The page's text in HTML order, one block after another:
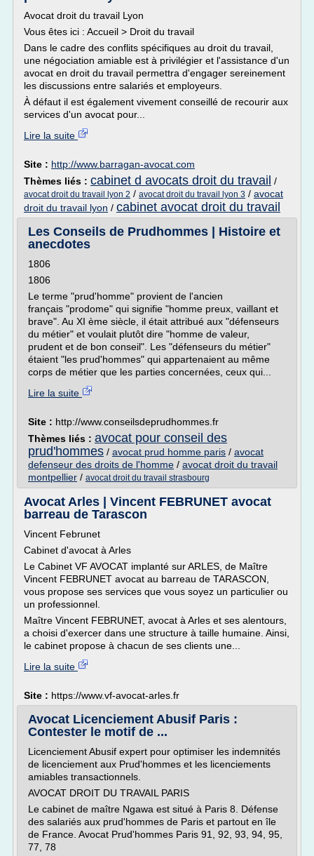
Avocat droit du travail Lyon
Vous êtes ici : Accueil > Droit du travail
Dans le cadre des conflits spécifiques au droit du travail,
une négociation amiable est à privilégier et l'assistance d'un
avocat en droit du travail permettra d'engager sereinement
les discussions entre salariés et employeurs.
À défaut il est également vivement conseillé de recourir aux
services d'un avocat pour...
Lire la suite
Site : http://www.barragan-avocat.com
Thèmes liés : cabinet d avocats droit du travail /
avocat droit du travail lyon 2 / avocat droit du travail lyon 3 / avocat
droit du travail lyon / cabinet avocat droit du travail
Les Conseils de Prudhommes | Histoire et
anecdotes
1806
1806
Le terme "prud'homme" provient de l'ancien
français "prodome" qui signifie "homme preux, vaillant et
brave". Au XI ème siècle, il était attribué aux "défenseurs
du métier" et voulait plutôt dire "homme de valeur,
prudent et de bon conseil". Les "défenseurs du métier"
étaient "les prud'hommes" qui appartenaient au même
corps de métier que les parties concernées, ceux qui...
Lire la suite
Site : http://www.conseilsdeprudhommes.fr
Thèmes liés : avocat pour conseil des
prud'hommes / avocat prud homme paris / avocat
defenseur des droits de l'homme / avocat droit du travail
montpellier / avocat droit du travail strasbourg
Avocat Arles | Vincent FEBRUNET avocat
barreau de Tarascon
Vincent Februnet
Cabinet d'avocat à Arles
Le Cabinet VF AVOCAT implanté sur ARLES, de Maître
Vincent FEBRUNET avocat au barreau de TARASCON,
vous propose ses services que vous soyez un particulier ou
un professionnel.
Maître Vincent FEBRUNET, avocat à Arles et ses alentours,
a choisi d'exercer dans une structure à taille humaine. Ainsi,
le cabinet propose à chacun de ses clients une...
Lire la suite
Site : https://www.vf-avocat-arles.fr
Avocat Licenciement Abusif Paris :
Contester le motif de ...
Licenciement Abusif expert pour optimiser les indemnités
de licenciement aux Prud'hommes et les licenciements
amiables transactionnels.
AVOCAT DROIT DU TRAVAIL PARIS
Le cabinet de maître Ngawa est situé à Paris 8. Défense
des salariés aux prud'hommes de Paris et partout en île
de France. Avocat Prud'hommes Paris 91, 92, 93, 94, 95,
77, 78